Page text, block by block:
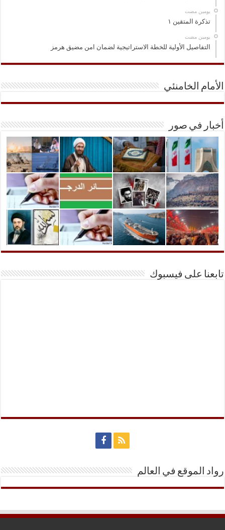
‏يومين مضت
تذكرة المتقين ١
‏يومين مضت
التفاصيل الأولية للخطة الاستراتيجية لضمان امن مضيق هرمز
الأمام الخامنئي
أخبار في صور
تابعنا على فيسبوك
رواد الموقع في العالم